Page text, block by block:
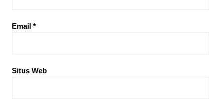
Email *
Situs Web